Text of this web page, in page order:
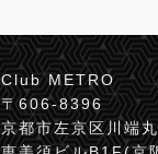
Club METRO
〒606-8396
京都市左京区川端